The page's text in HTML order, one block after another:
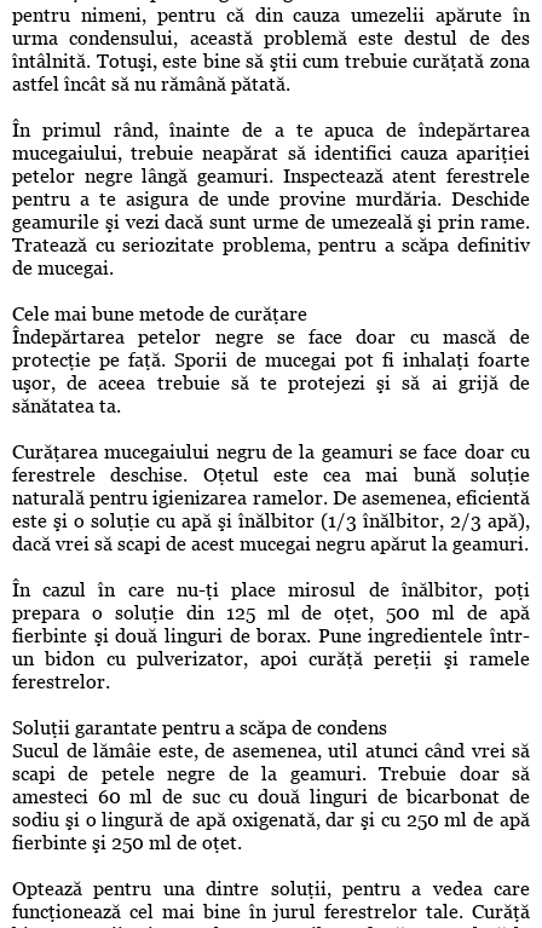
pentru nimeni, pentru că din cauza umezelii apărute în
urma condensului, această problemă este destul de des
întâlnită. Totuşi, este bine să ştii cum trebuie curăţată zona
astfel încât să nu rămână pătată.
În primul rând, înainte de a te apuca de îndepărtarea
mucegaiului, trebuie neapărat să identifici cauza apariţiei
petelor negre lângă geamuri. Inspectează atent ferestrele
pentru a te asigura de unde provine murdăria. Deschide
geamurile şi vezi dacă sunt urme de umezeală şi prin rame.
Tratează cu seriozitate problema, pentru a scăpa definitiv
de mucegai.
Cele mai bune metode de curăţare
Îndepărtarea petelor negre se face doar cu mască de
protecţie pe faţă. Sporii de mucegai pot fi inhalaţi foarte
uşor, de aceea trebuie să te protejezi şi să ai grijă de
sănătatea ta.
Curăţarea mucegaiului negru de la geamuri se face doar cu
ferestrele deschise. Oţetul este cea mai bună soluţie
naturală pentru igienizarea ramelor. De asemenea, eficientă
este şi o soluţie cu apă şi înălbitor (1/3 înălbitor, 2/3 apă),
dacă vrei să scapi de acest mucegai negru apărut la geamuri.
În cazul în care nu-ţi place mirosul de înălbitor, poţi
prepara o soluţie din 125 ml de oţet, 500 ml de apă
fierbinte şi două linguri de borax. Pune ingredientele într-
un bidon cu pulverizator, apoi curăţă pereţii şi ramele
ferestrelor.
Soluţii garantate pentru a scăpa de condens
Sucul de lămâie este, de asemenea, util atunci când vrei să
scapi de petele negre de la geamuri. Trebuie doar să
amesteci 60 ml de suc cu două linguri de bicarbonat de
sodiu şi o lingură de apă oxigenată, dar şi cu 250 ml de apă
fierbinte şi 250 ml de oţet.
Optează pentru una dintre soluţii, pentru a vedea care
funcţionează cel mai bine în jurul ferestrelor tale. Curăţă